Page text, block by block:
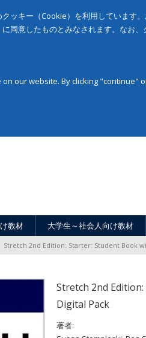
ッキー（Cookie）を利用しています
同意したものとみなされます。なお、
our website. By clicking "continue"
教材 大学生～社会人向け教材
Stretch 2nd Edition: Starter: Student Book
Stretch 2nd
Digital Pack
著者: